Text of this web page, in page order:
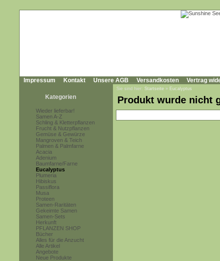
Impressum Kontakt Unsere AGB Versandkosten Vertrag
Kategorien
Wieder lieferbar!
Samen A-Z
Schling & Kletterpflanzen
Frucht & Nutzpflanzen
Gemüse & Gewürze
Mangroven & Teich
Palmen & Palmfarne
Acacia
Adenium
Baumfarne/Farne
Eucalyptus
Plumeria
Hibiskus
Passiflora
Musa
Proteen
Samen-Raritäten
Gekeimte Samen
Samen-Sets
Herkunft
PFLANZEN SHOP
Bücher
Alles für die Anzucht
Alle Artikel
Angebote
Neue Produkte
Sie sind hier: Startseite » Eucalyptus
Produkt wurde nicht